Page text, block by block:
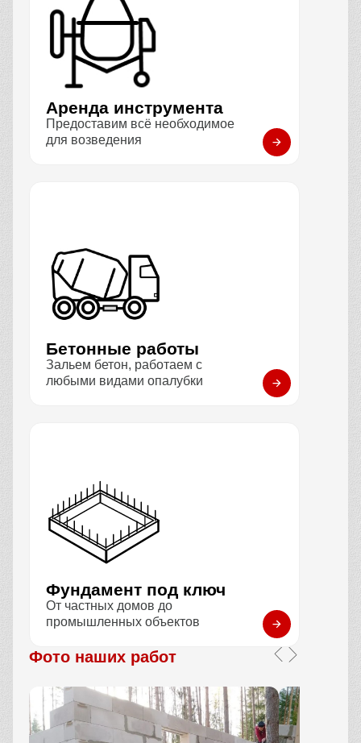
Аренда инструмента
Предоставим всё необходимое
для возведения
Бетонные работы
Зальем бетон, работаем с
любыми видами опалубки
Фундамент под ключ
От частных домов до
промышленных объектов
Фото наших работ